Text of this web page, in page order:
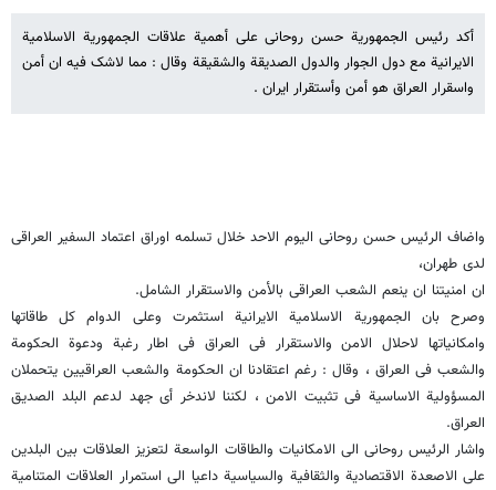
أکد رئیس الجمهوریة حسن روحانی علی أهمیة علاقات الجمهوریة الاسلامیة
الایرانیة مع دول الجوار والدول الصدیقة والشقیقة وقال : مما لاشک فیه ان أمن
واسقرار العراق هو أمن وأستقرار ایران .
واضاف الرئیس حسن روحانی الیوم الاحد خلال تسلمه اوراق اعتماد السفیر العراقی
لدی طهران،
ان امنیتنا ان ینعم الشعب العراقی بالأمن والاستقرار الشامل.
وصرح بان الجمهوریة الاسلامیة الایرانیة استثمرت وعلی الدوام کل طاقاتها
وامکانیاتها لاحلال الامن والاستقرار فی العراق فی اطار رغبة ودعوة الحکومة
والشعب فی العراق ، وقال : رغم اعتقادنا ان الحکومة والشعب العراقیین یتحملان
المسؤولیة الاساسیة فی تثبیت الامن ، لکننا لاندخر أی جهد لدعم البلد الصدیق
العراق.
واشار الرئیس روحانی الی الامکانیات والطاقات الواسعة لتعزیز العلاقات بین البلدین
علی الاصعدة الاقتصادیة والثقافیة والسیاسیة داعیا الی استمرار العلاقات المتنامیة